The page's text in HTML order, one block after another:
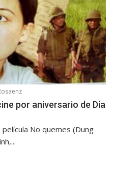
por aniversario de Día
No quemes (Dung